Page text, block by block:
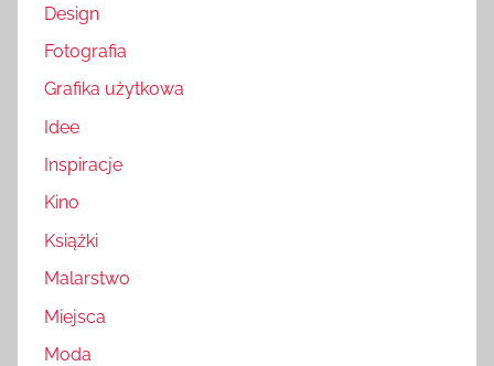
Design
Fotografia
Grafika użytkowa
Idee
Inspiracje
Kino
Książki
Malarstwo
Miejsca
Moda